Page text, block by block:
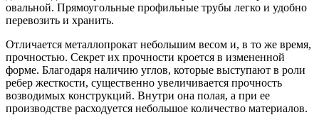
овальной. Прямоугольные профильные трубы легко и удобно
перевозить и хранить.
Отличается металлопрокат небольшим весом и, в то же время,
прочностью. Секрет их прочности кроется в измененной
форме. Благодаря наличию углов, которые выступают в роли
ребер жесткости, существенно увеличивается прочность
возводимых конструкций. Внутри она полая, а при ее
производстве расходуется небольшое количество материалов.